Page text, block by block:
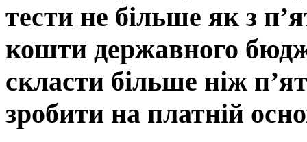
тести не більше як з
кошти державного
скласти більше ніж
зробити на платній